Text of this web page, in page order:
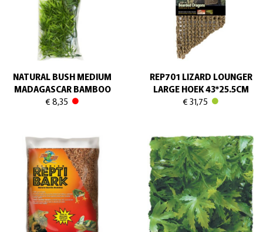
NATURAL BUSH MEDIUM
MADAGASCAR BAMBOO
€ 8,35
REP701 LIZARD LOUNGER
LARGE HOEK 43*25.5CM
€ 31,75